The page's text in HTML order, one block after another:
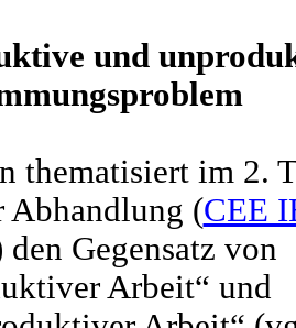
und
thematisiert im 2.
Abhandlung (CEE
den Gegensatz von
Arbeit“ und